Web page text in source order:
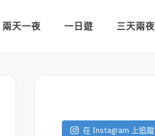
兩天一夜 一日遊 三天兩夜
在 Instagram 上追蹤